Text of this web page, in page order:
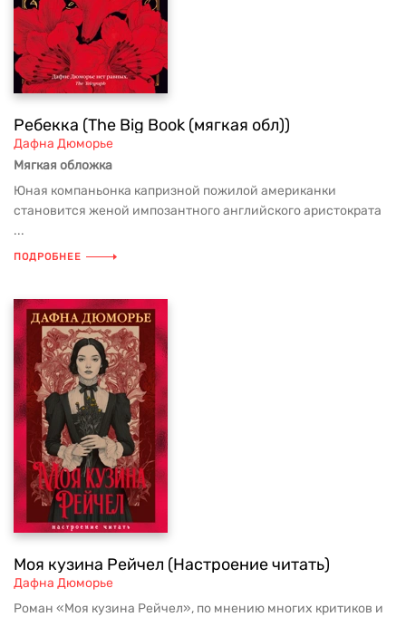
Ребекка (The Big Book (мягкая обл))
Дафна Дюморье
Мягкая обложка
Юная компаньонка капризной пожилой американки
становится женой импозантного английского аристократа
...
ПОДРОБНЕЕ
Моя кузина Рейчел (Настроение читать)
Дафна Дюморье
Роман «Моя кузина Рейчел», по мнению многих критиков и